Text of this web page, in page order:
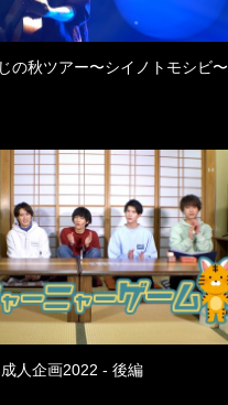
の秋ツアー〜シイノトモシビ〜
人企画2022 - 後編